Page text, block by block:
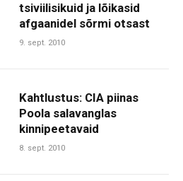
tsiviilisikuid ja lõikasid
afgaanidel sõrmi otsast
9. sept. 2010
Kahtlustus: CIA piinas
Poola salavanglas
kinnipeetavaid
8. sept. 2010